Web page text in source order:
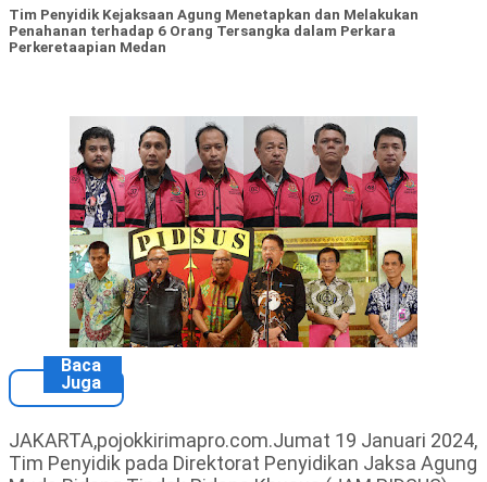
APEKSI XVIII Medan
Meriah,Peringati Hari Bhayangkara ke-80,Polres Batu Gelar
DKD PERADI Malang Jatuhkan Putusan Pelanggaran Kode Etik
Advokat, Abd. Aziz Divonis Bersalah
Tim Penyidik Kejaksaan Agung Menetapkan dan Melakukan
Penahanan terhadap 6 Orang Tersangka dalam Perkara
Perkeretaapian Medan
Baca
Juga
JAKARTA,pojokkirimapro.com.Jumat 19 Januari 2024,
Tim Penyidik pada Direktorat Penyidikan Jaksa Agung